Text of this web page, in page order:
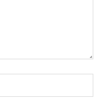
前